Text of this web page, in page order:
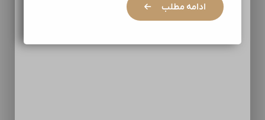
ادامه مطلب